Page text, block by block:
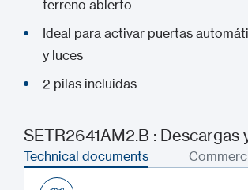
terreno abierto
Ideal para activar puertas
y luces
2 pilas incluidas
SETR2641AM2.B : Descargas
Technical documents